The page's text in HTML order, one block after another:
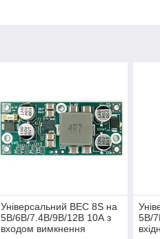
Універсальний BEC 8S на
5В/6В/7.4В/9В/12В 10А з
входом вимкнення
5В/